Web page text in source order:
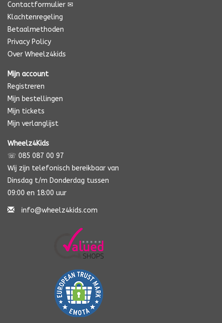
Contactformulier ✉
Klachtenregeling
Betaalmethoden
Privacy Policy
Over Wheelz4kids
Mijn account
Registreren
Mijn bestellingen
Mijn tickets
Mijn verlanglijst
Wheelz4Kids
☏ 085 087 00 97
Wij zijn telefonisch bereikbaar van
Dinsdag t/m Donderdag tussen
09:00 en 18:00 uur
info@wheelz4kids.com